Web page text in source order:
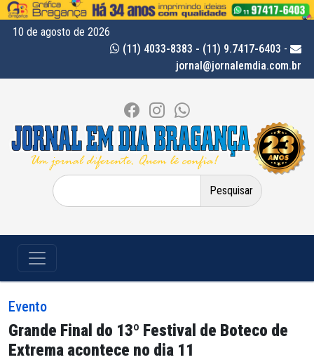
10 de agosto de 2026
(11) 4033-8383 - (11) 9.7417-6403 -
jornal@jornalemdia.com.br
Pesquisar
por:
Evento
Grande Final do 13º Festival de Boteco de
Extrema acontece no dia 11